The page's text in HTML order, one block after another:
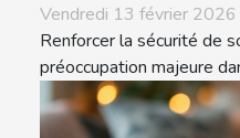
Vendredi 13 février
Renforcer la sécurité de
préoccupation majeure